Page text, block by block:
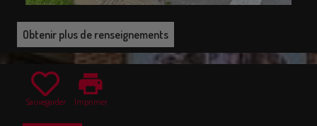
Obtenir plus de renseignements
Sauvegarder
print
Imprimer